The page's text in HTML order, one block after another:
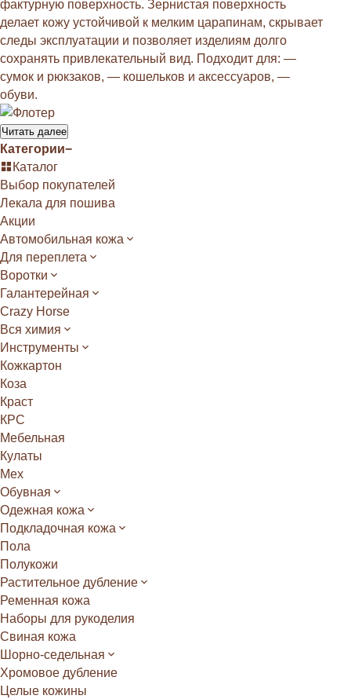
фактурную поверхность. Зернистая поверхность
делает кожу устойчивой к мелким царапинам, скрывает
следы эксплуатации и позволяет изделиям долго
сохранять привлекательный вид. Подходит для: —
сумок и рюкзаков, — кошельков и аксессуаров, —
обуви.
Читать далее
Категории−
Каталог
Выбор покупателей
Лекала для пошива
Акции
Автомобильная кожа
Для переплета
Воротки
Галантерейная
Crazy Horse
Вся химия
Инструменты
Кожкартон
Коза
Краст
КРС
Мебельная
Кулаты
Мех
Обувная
Одежная кожа
Подкладочная кожа
Пола
Полукожи
Растительное дубление
Ременная кожа
Наборы для рукоделия
Свиная кожа
Шорно-седельная
Хромовое дубление
Целые кожины